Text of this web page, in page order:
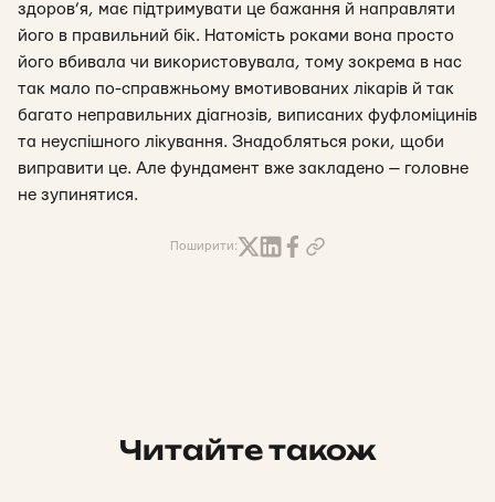
здоров’я, має підтримувати це бажання й направляти
його в правильний бік. Натомість роками вона просто
його вбивала чи використовувала, тому зокрема в нас
так мало по-справжньому вмотивованих лікарів й так
багато неправильних діагнозів, виписаних фуфломіцинів
та неуспішного лікування. Знадобляться роки, щоби
виправити це. Але фундамент вже закладено — головне
не зупинятися.
Поширити:
Читайте також